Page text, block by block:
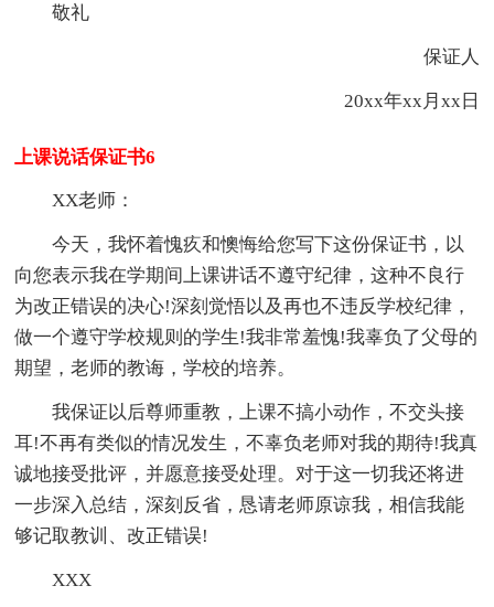
敬礼
保证人
20xx年xx月xx日
上课说话保证书6
XX老师：
今天，我怀着愧疚和懊悔给您写下这份保证书，以
向您表示我在学期间上课讲话不遵守纪律，这种不良行
为改正错误的决心!深刻觉悟以及再也不违反学校纪律，
做一个遵守学校规则的学生!我非常羞愧!我辜负了父母的
期望，老师的教诲，学校的培养。
我保证以后尊师重教，上课不搞小动作，不交头接
耳!不再有类似的情况发生，不辜负老师对我的期待!我真
诚地接受批评，并愿意接受处理。对于这一切我还将进
一步深入总结，深刻反省，恳请老师原谅我，相信我能
够记取教训、改正错误!
XXX